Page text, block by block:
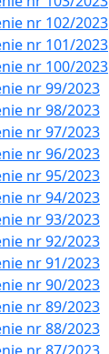
nr 102/2023
nr 101/2023
nr 100/2023
nr 99/2023
nr 98/2023
nr 97/2023
nr 96/2023
nr 95/2023
nr 94/2023
nr 93/2023
nr 92/2023
nr 91/2023
nr 90/2023
nr 89/2023
nr 88/2023